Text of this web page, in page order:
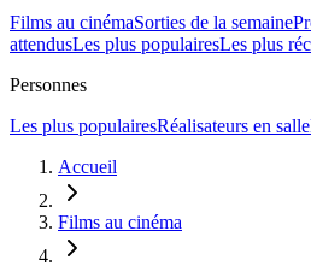
Films au cinémaSorties de la semaine
attendusLes plus populairesLes plus
Personnes
Les plus populairesRéalisateurs en salle
Accueil
Films au cinéma